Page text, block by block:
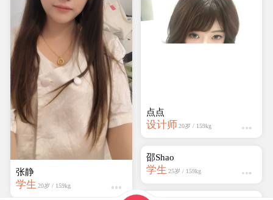
张静
学生 20岁 / 159kg
邵Shao
学生